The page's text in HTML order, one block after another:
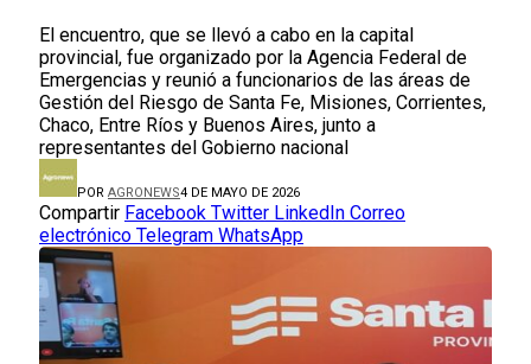
El encuentro, que se llevó a cabo en la capital
provincial, fue organizado por la Agencia Federal de
Emergencias y reunió a funcionarios de las áreas de
Gestión del Riesgo de Santa Fe, Misiones, Corrientes,
Chaco, Entre Ríos y Buenos Aires, junto a
representantes del Gobierno nacional
POR AGRONEWS4 DE MAYO DE 2026
Compartir Facebook Twitter LinkedIn Correo
electrónico Telegram WhatsApp